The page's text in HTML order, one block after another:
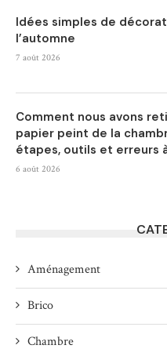
Idées simples de
l’automne
7 août 2026
Comment nous avons
papier peint de la
étapes, outils et erreurs
6 août 2026
Aménagement
Brico
Chambre